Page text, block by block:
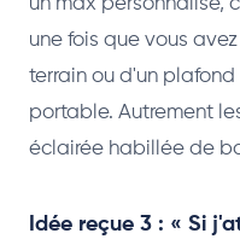
un max personnalisé,
une fois que vous
terrain ou d'un
portable. Autrement
éclairée habillée de
Idée reçue 3 : « Si